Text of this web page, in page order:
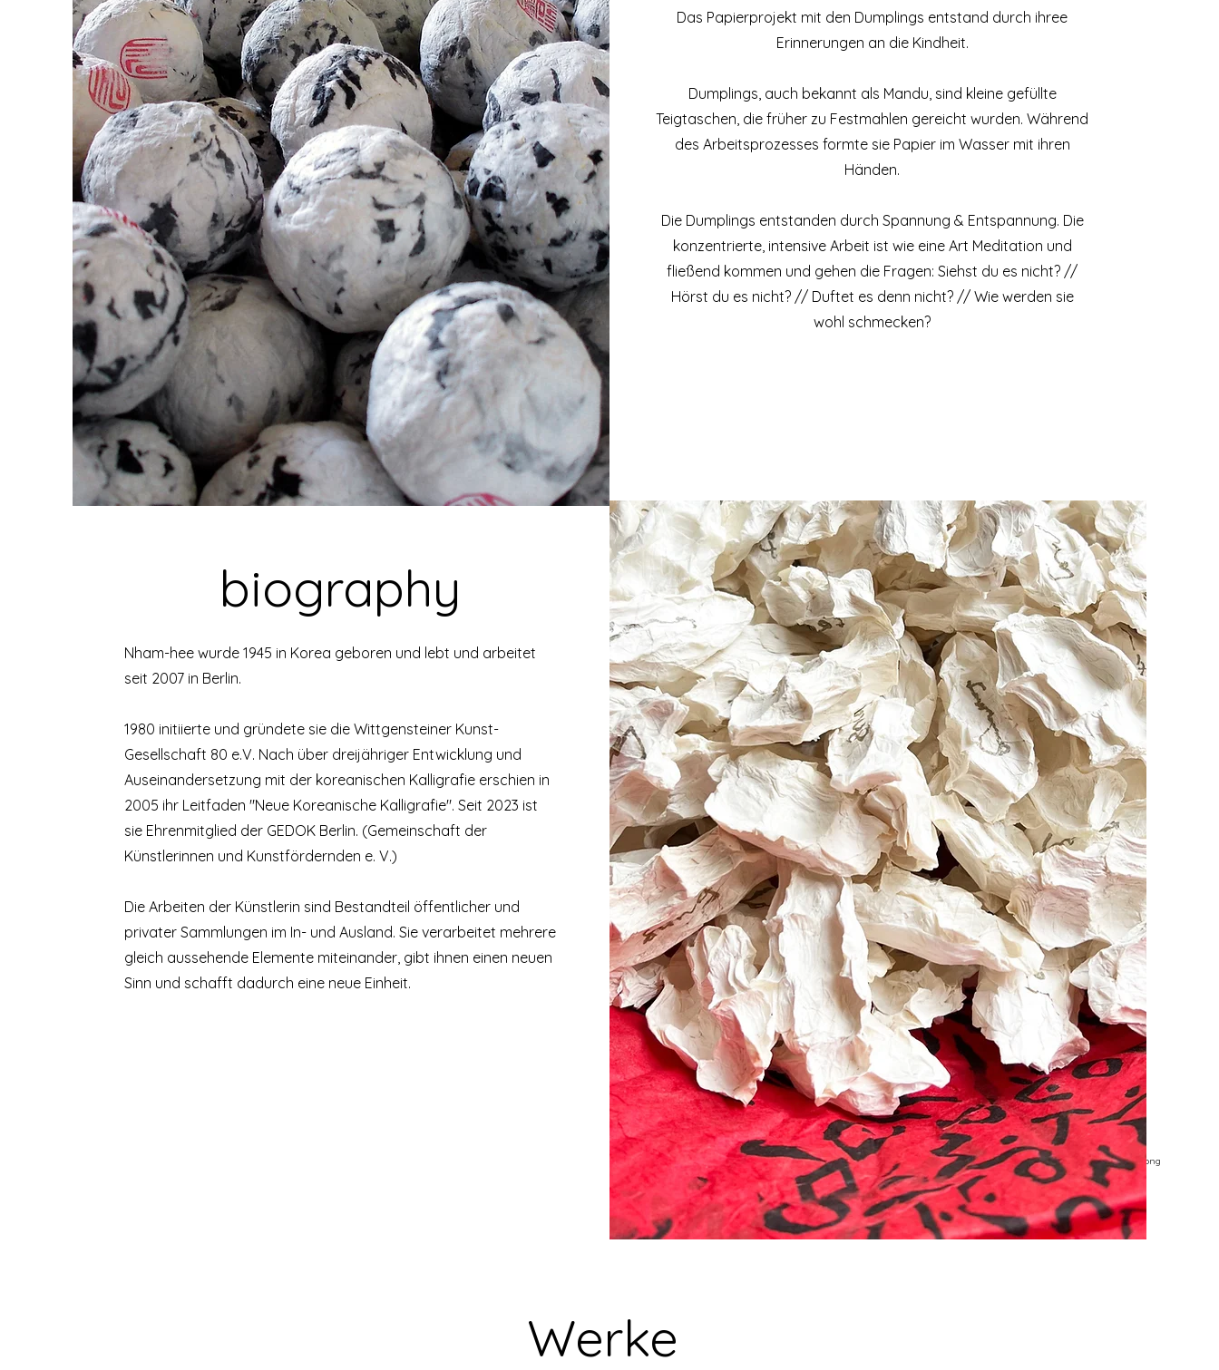
Das Papierprojekt mit den Dumplings entstand durch ihree
Erinnerungen an die Kindheit.
Dumplings, auch bekannt als Mandu, sind kleine gefüllte
Teigtaschen, die früher zu Festmahlen gereicht wurden. Während
des Arbeitsprozesses formte sie Papier im Wasser mit ihren
Händen.
Die Dumplings entstanden durch Spannung & Entspannung. Die
konzentrierte, intensive Arbeit ist wie eine Art Meditation und
fließend kommen und gehen die Fragen: Siehst du es nicht? //
Hörst du es nicht? // Duftet es denn nicht? // Wie werden sie
wohl schmecken?
©Nham-hee Völkel-Song
©Nham-hee Völkel-Song
biography
Nham-hee wurde 1945 in Korea geboren und lebt und arbeitet
seit 2007 in Berlin.
1980 initiierte und gründete sie die Wittgensteiner Kunst-
Gesellschaft 80 e.V. Nach über dreijähriger Entwicklung und
Auseinandersetzung mit der koreanischen Kalligrafie erschien in
2005 ihr Leitfaden "Neue Koreanische Kalligrafie". Seit 2023 ist
sie Ehrenmitglied der GEDOK Berlin. (Gemeinschaft der
Künstlerinnen und Kunstfördernden e. V.)
Die Arbeiten der Künstlerin sind Bestandteil öffentlicher und
privater Sammlungen im In- und Ausland. Sie verarbeitet mehrere
gleich aussehende Elemente miteinander, gibt ihnen einen neuen
Sinn und schafft dadurch eine neue Einheit.
Werke